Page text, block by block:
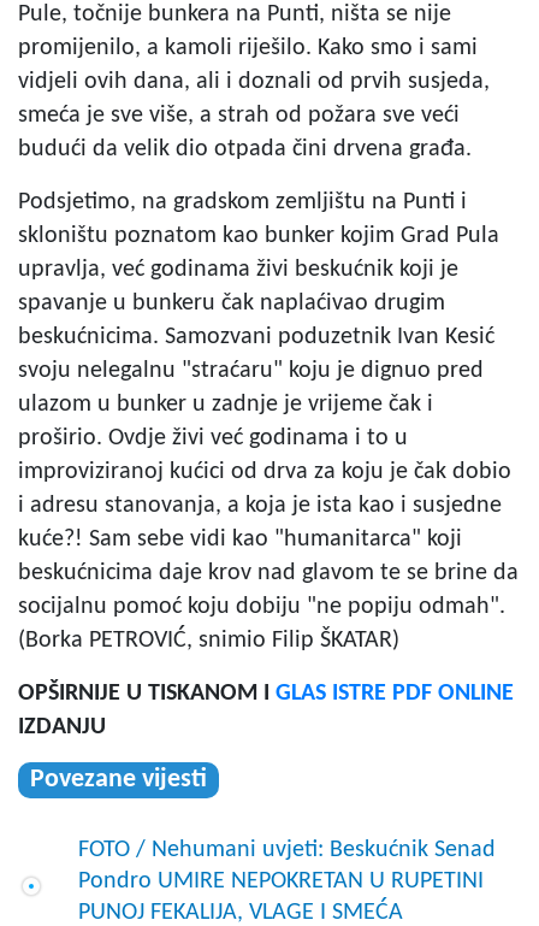
Pule, točnije bunkera na Punti, ništa se nije
promijenilo, a kamoli riješilo. Kako smo i sami
vidjeli ovih dana, ali i doznali od prvih susjeda,
smeća je sve više, a strah od požara sve veći
budući da velik dio otpada čini drvena građa.
Podsjetimo, na gradskom zemljištu na Punti i
skloništu poznatom kao bunker kojim Grad Pula
upravlja, već godinama živi beskućnik koji je
spavanje u bunkeru čak naplaćivao drugim
beskućnicima. Samozvani poduzetnik Ivan Kesić
svoju nelegalnu "straćaru" koju je dignuo pred
ulazom u bunker u zadnje je vrijeme čak i
proširio. Ovdje živi već godinama i to u
improviziranoj kućici od drva za koju je čak dobio
i adresu stanovanja, a koja je ista kao i susjedne
kuće?! Sam sebe vidi kao "humanitarca" koji
beskućnicima daje krov nad glavom te se brine da
socijalnu pomoć koju dobiju "ne popiju odmah".
(Borka PETROVIĆ, snimio Filip ŠKATAR)
OPŠIRNIJE U TISKANOM I GLAS ISTRE PDF ONLINE
IZDANJU
Povezane vijesti
FOTO / Nehumani uvjeti: Beskućnik Senad
Pondro UMIRE NEPOKRETAN U RUPETINI
PUNOJ FEKALIJA, VLAGE I SMEĆA